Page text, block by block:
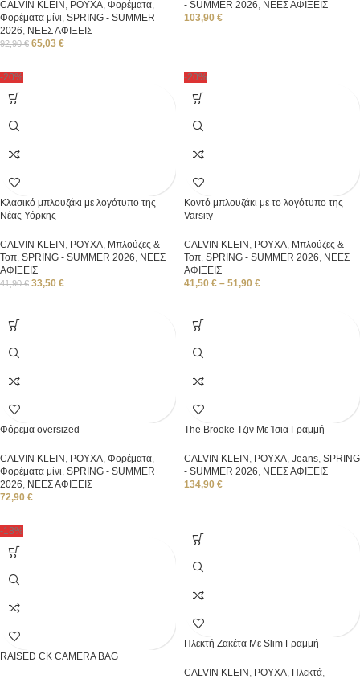
CALVIN KLEIN , ΡΟΥΧΑ, Φορέματα,
Φορέματα μίνι, SPRING - SUMMER
2026, ΝΕΕΣ ΑΦΙΞΕΙΣ
92,90€ 65,03 €
- SUMMER 2026, ΝΕΕΣ ΑΦΙΞΕΙΣ
103,90 €
-20%
Κλασικό μπλουζάκι με λογότυπο της
Νέας Υόρκης
CALVIN KLEIN , ΡΟΥΧΑ, Μπλούζες &
Τοπ, SPRING - SUMMER 2026, ΝΕΕΣ
ΑΦΙΞΕΙΣ
41,90€ 33,50 €
-20%
Κοντό μπλουζάκι με το λογότυπο της
Varsity
CALVIN KLEIN , ΡΟΥΧΑ, Μπλούζες &
Τοπ, SPRING - SUMMER 2026, ΝΕΕΣ
ΑΦΙΞΕΙΣ
41,50 € – 51,90 €
Φόρεμα oversized
CALVIN KLEIN , ΡΟΥΧΑ, Φορέματα,
Φορέματα μίνι, SPRING - SUMMER
2026, ΝΕΕΣ ΑΦΙΞΕΙΣ
72,90 €
The Brooke Τζιν Με Ίσια Γραμμή
CALVIN KLEIN , ΡΟΥΧΑ, Jeans, SPRING
- SUMMER 2026, ΝΕΕΣ ΑΦΙΞΕΙΣ
134,90 €
-18%
RAISED CK CAMERA BAG
Πλεκτή Ζακέτα Με Slim Γραμμή
CALVIN KLEIN , ΡΟΥΧΑ, Πλεκτά,